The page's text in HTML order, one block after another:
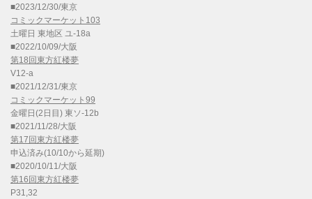
■2023/12/30/東京
コミックマーケット103
土曜日 東地区 ユ-18a
■2022/10/09/大阪
第18回東方紅楼夢
V12-a
■2021/12/31/東京
コミックマーケット99
金曜日(2日目) 東ソ-12b
■2021/11/28/大阪
第17回東方紅楼夢
申込済み(10/10から延期)
■2020/10/11/大阪
第16回東方紅楼夢
P31,32